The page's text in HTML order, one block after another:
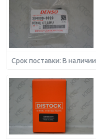
Срок поставки: В наличии